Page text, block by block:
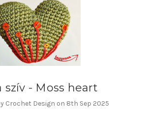
szív - Moss heart
Crochet Design on 8th Sep 2025